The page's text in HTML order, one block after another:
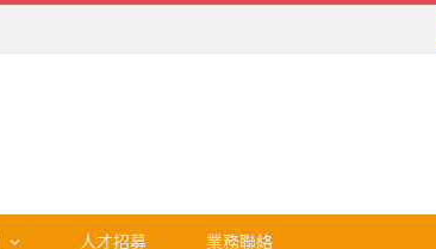
人才招募 業務聯絡